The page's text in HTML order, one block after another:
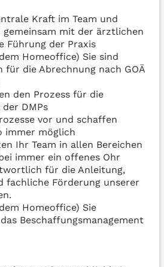
Kraft im Team und
gemeinsam mit der ärztlichen
Führung der Praxis
Homeoffice) Sie sind
die Abrechnung nach GOÄ
den Prozess für die
DMPs
vor und schaffen
immer möglich
Ihr Team in allen Bereichen
immer ein offenes Ohr
für die Anleitung,
fachliche Förderung unserer
Homeoffice) Sie
Beschaffungsmanagement